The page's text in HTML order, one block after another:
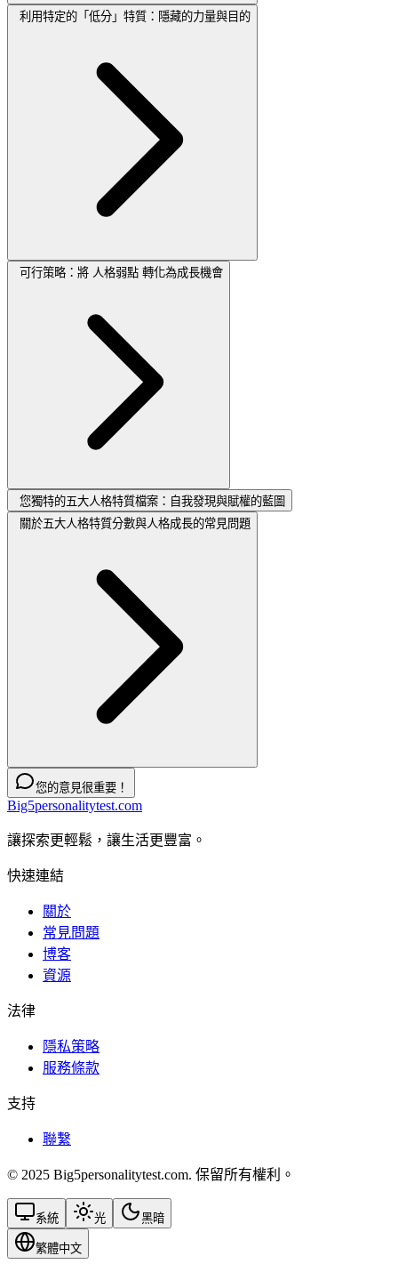
利用特定的「低分」特質：隱藏的力量與目的
可行策略：將 人格弱點 轉化為成長機會
您獨特的五大人格特質檔案：自我發現與賦權的藍圖
關於五大人格特質分數與人格成長的常見問題
您的意見很重要！
Big5personalitytest.com
讓探索更輕鬆，讓生活更豐富。
快速連結
關於
常見問題
博客
資源
法律
隱私策略
服務條款
支持
聯繫
© 2025 Big5personalitytest.com. 保留所有權利。
系統 光 黑暗
繁體中文